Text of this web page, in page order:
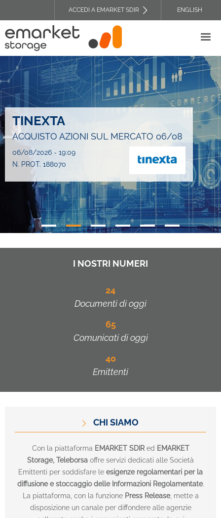
contenuto
principale
TOP
HEADER
ACCEDI A EMARKET SDIR ENGLISH
TINEXTA
ACQUISTO AZIONI SUL MERCATO 06/08
06/08/2026 - 19:09
N. PROT. 188070
I NOSTRI NUMERI
24
Documenti di oggi
65
Comunicati di oggi
40
Emittenti
CHI SIAMO
Con la piattaforma EMARKET SDIR ed EMARKET
Storage, Teleborsa offre servizi dedicati alle Società
Emittenti per soddisfare le esigenze regolamentari per la
diffusione e stoccaggio delle Informazioni Regolamentate.
La piattaforma, con la funzione Press Release, mette a
disposizione un canale per diffondere alle agenzie